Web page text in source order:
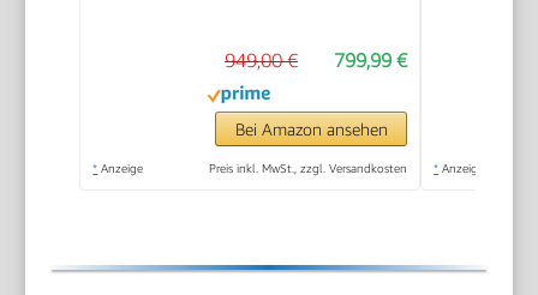
799,99 €
949,00 €
Bei Amazon ansehen
* Anzeige Preis inkl. MwSt., zzgl. Versandkosten * Anzeige